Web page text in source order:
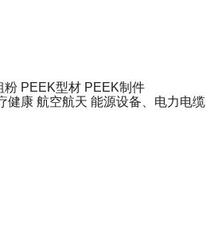
粉 PEEK型材 PEEK制件
健康 航空航天 能源设备、电力电缆